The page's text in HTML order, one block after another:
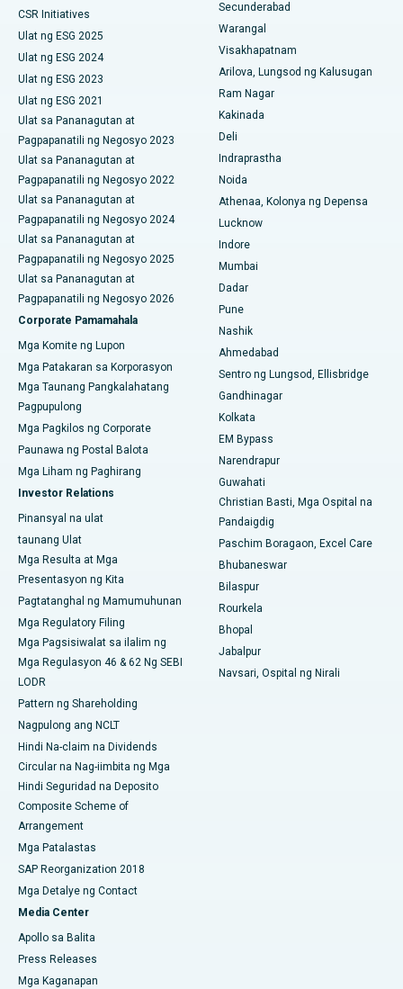
Pinakamahusay na Ospital sa Hyderguda, Hyderabad
Pinakamahusay na Ospital sa Vijay Nagar, Indore
Pinakamahusay na Ospital sa Suryaraopeta Main Road,
Kakinada
Pinakamahusay na Ospital sa Canal Circular Road, Kolkata
Pinakamahusay na Ospital sa CBD Belapur, Navi Mumbai
Pinakamahusay na Ospital sa Panchavati, Nashik
Pinakamahusay na Ospital sa Secunderabad, Hyderabad
Pinakamahusay na Ospital sa Seshadripuram, Bangalore
Pinakamahusay na Ospital sa Waltair Main Road,
Visakhapatnam
Pinakamahusay na Ospital sa Subhash Nagar Road,
Karimnagar
Pinakamahusay na Ospital sa Managari, Karaikudi
Pinakamahusay na Ospital sa Arepally, Warangal
Pinakamahusay na Ospital sa Arera Colony, Bhopal
Pinakamahusay na Ospital sa Jayanagar, Bangalore
Pinakamahusay na Ospital sa KK Nagar, Madurai
Pinakamahusay na Ospital sa Ramji Nagar, Nellore
Pinakamahusay na Ospital sa Sektor-19, Rourkela
Pinakamahusay na Ospital sa Swargate, Pune
Pinakamahusay na Ospital ng Kanser ng Kababaihan sa Timog
Delhi
Parathyroidectomy
Cytoreductive Surgery
Ceramic Kabuuang Pagpapalit ng Tuhod
ERCP
CSR Initiatives
Ulat ng ESG 2025
Ulat ng ESG 2024
Ulat ng ESG 2023
Ulat ng ESG 2021
Ulat sa Pananagutan at
Pagpapanatili ng Negosyo 2023
Ulat sa Pananagutan at
Pagpapanatili ng Negosyo 2022
Ulat sa Pananagutan at
Pagpapanatili ng Negosyo 2024
Ulat sa Pananagutan at
Pagpapanatili ng Negosyo 2025
Ulat sa Pananagutan at
Pagpapanatili ng Negosyo 2026
Corporate Pamamahala
Mga Komite ng Lupon
Mga Patakaran sa Korporasyon
Mga Taunang Pangkalahatang
Pagpupulong
Mga Pagkilos ng Corporate
Paunawa ng Postal Balota
Mga Liham ng Paghirang
Investor Relations
Pinansyal na ulat
taunang Ulat
Mga Resulta at Mga
Presentasyon ng Kita
Pagtatanghal ng Mamumuhunan
Mga Regulatory Filing
Mga Pagsisiwalat sa ilalim ng
Mga Regulasyon 46 & 62 Ng SEBI
LODR
Pattern ng Shareholding
Nagpulong ang NCLT
Hindi Na-claim na Dividends
Circular na Nag-iimbita ng Mga
Hindi Seguridad na Deposito
Composite Scheme of
Arrangement
Mga Patalastas
SAP Reorganization 2018
Mga Detalye ng Contact
Media Center
Apollo sa Balita
Press Releases
Mga Kaganapan
Secunderabad
Warangal
Visakhapatnam
Arilova, Lungsod ng Kalusugan
Ram Nagar
Kakinada
Deli
Indraprastha
Noida
Athenaa, Kolonya ng Depensa
Lucknow
Indore
Mumbai
Dadar
Pune
Nashik
Ahmedabad
Sentro ng Lungsod, Ellisbridge
Gandhinagar
Kolkata
EM Bypass
Narendrapur
Guwahati
Christian Basti, Mga Ospital na
Pandaigdig
Paschim Boragaon, Excel Care
Bhubaneswar
Bilaspur
Rourkela
Bhopal
Jabalpur
Navsari, Ospital ng Nirali